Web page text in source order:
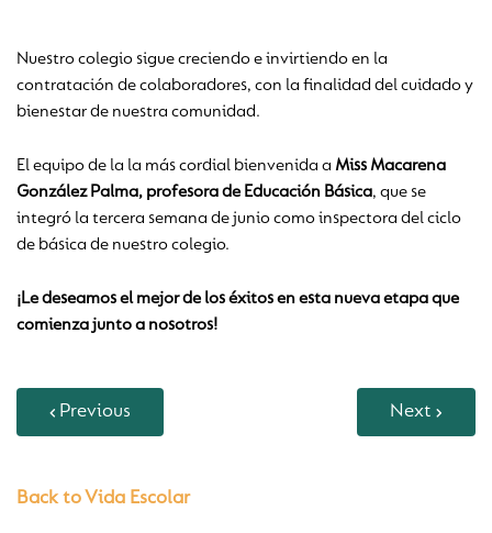
Nuestro colegio sigue creciendo e invirtiendo en la
contratación de colaboradores, con la finalidad del cuidado y
bienestar de nuestra comunidad.
El equipo de la la más cordial bienvenida a Miss Macarena
González Palma, profesora de Educación Básica, que se
integró la tercera semana de junio como inspectora del ciclo
de básica de nuestro colegio.
¡Le deseamos el mejor de los éxitos en esta nueva etapa que
comienza junto a nosotros!
Previous Next
Back to Vida Escolar